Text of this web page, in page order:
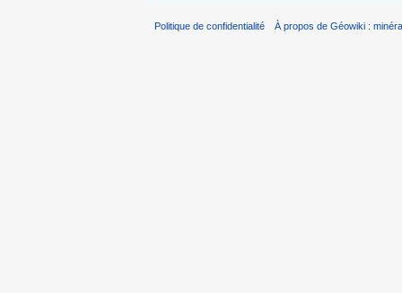
Politique de confidentialité À propos de Géowiki :